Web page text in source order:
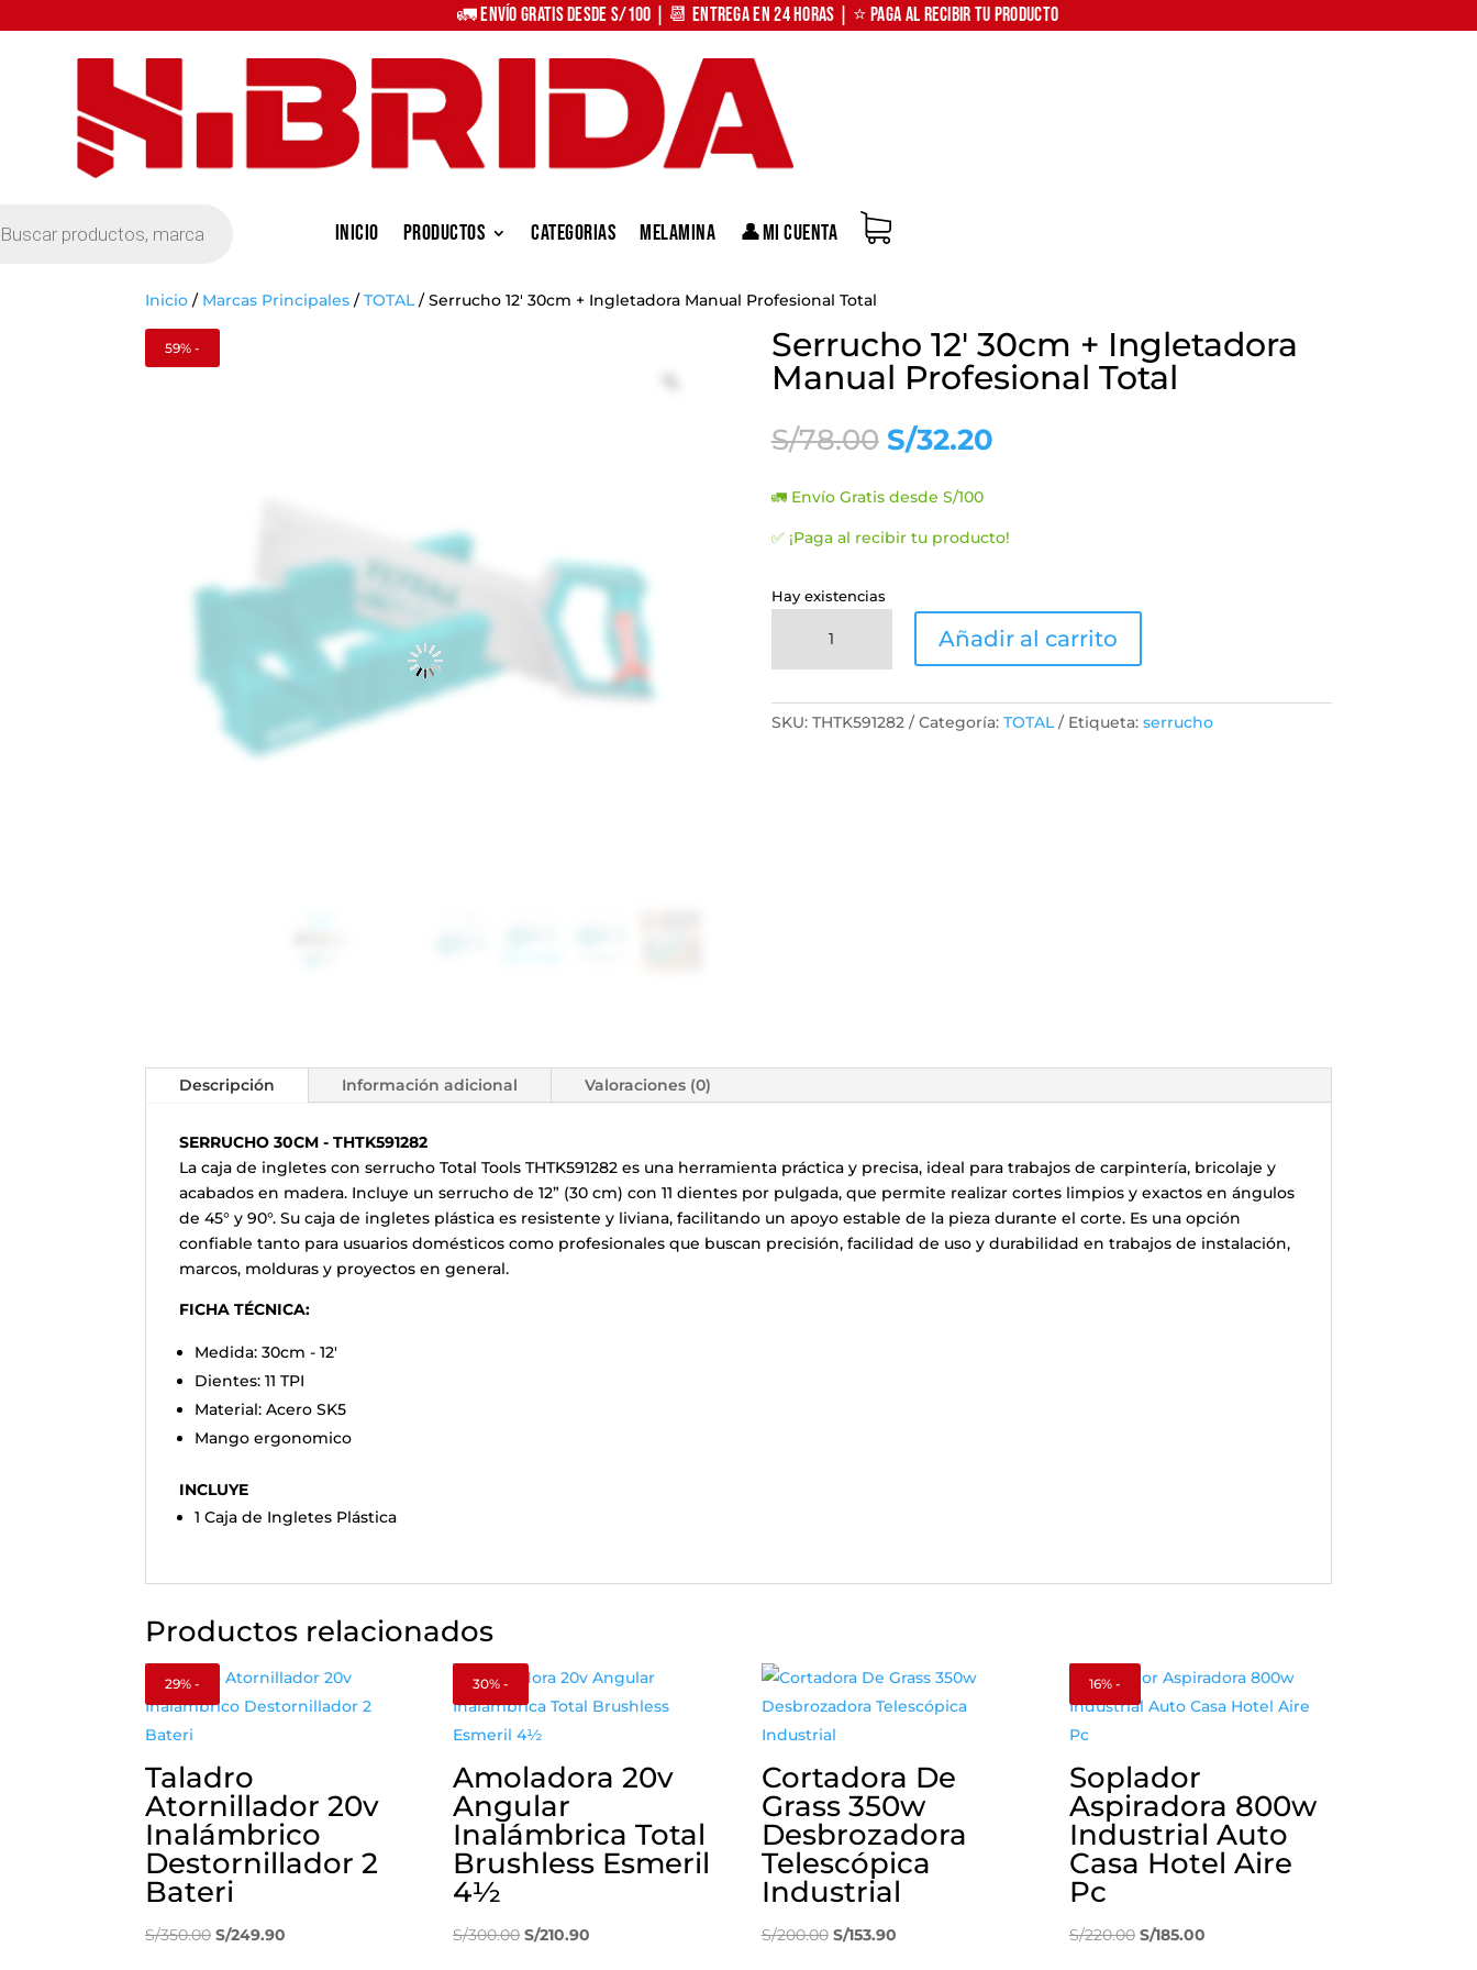
🚛 Envío Gratis desde S/100 | 📆 Entrega en 24 horas | ⭐ Paga al recibir tu producto
Inicio Productos Categorias Melamina 👤Mi Cuenta
Inicio / Marcas Principales /TOTAL/Serrucho 12′ 30cm + Ingletadora Manual Profesional Total
59% -
Serrucho 12′ 30cm + Ingletadora
Manual Profesional Total
S/78.00 El
precio
original
era:
S/78.00.
S/32.20El
S/32.20.
🚛 Envío Gratis desde S/100
✅ ¡Paga al recibir tu producto!
Hay existencias
30cm
Ingletadora
Añadir al carrito
SKU: THTK591282 Categoría: TOTAL Etiqueta: serrucho
Descripción Información adicional Valoraciones (0)
SERRUCHO 30CM - THTK591282
La caja de ingletes con serrucho Total Tools THTK591282 es una herramienta práctica y precisa, ideal para trabajos de carpintería, bricolaje y
acabados en madera. Incluye un serrucho de 12” (30 cm) con 11 dientes por pulgada, que permite realizar cortes limpios y exactos en ángulos
de 45° y 90°. Su caja de ingletes plástica es resistente y liviana, facilitando un apoyo estable de la pieza durante el corte. Es una opción
confiable tanto para usuarios domésticos como profesionales que buscan precisión, facilidad de uso y durabilidad en trabajos de instalación,
marcos, molduras y proyectos en general.
FICHA TÉCNICA:
Medida: 30cm - 12'
Dientes: 11 TPI
Material: Acero SK5
Mango ergonomico
INCLUYE
1 Caja de Ingletes Plástica
Productos relacionados
29% -
Taladro
Atornillador 20v
Inalámbrico
Destornillador 2
Bateri
S/350.00 El
S/249.90
30% -
Amoladora 20v
Angular
Inalámbrica Total
Brushless Esmeril
4½
S/300.00 El
S/210.90
Cortadora De
Grass 350w
Desbrozadora
Telescópica
Industrial
S/200.00 El
S/153.90El
16% -
Soplador
Aspiradora 800w
Industrial Auto
Casa Hotel Aire
Pc
S/220.00 El
S/185.00El